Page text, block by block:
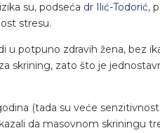
su, podseća dr Ilić-Todorić,
stresu.
u potpuno zdravih žena, bez
skrining, zato što je
(tada su veće
da masovnom skriningu